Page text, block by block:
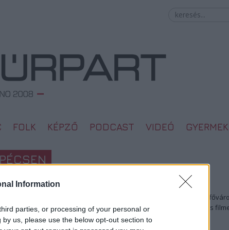
Information
parties, or processing of your personal or
us, please use the below opt-out section to
FOLK KÉPZŐ PODCAST VIDEÓ GYERMEK
2010. 02. 16.
Legolvasottabb
Megdöbbentő fotók a néptelen
Top 10: ezek a legjobb szerelmes
A 10 legütősebb drogos film
Megjöttek a meztelen hősnők